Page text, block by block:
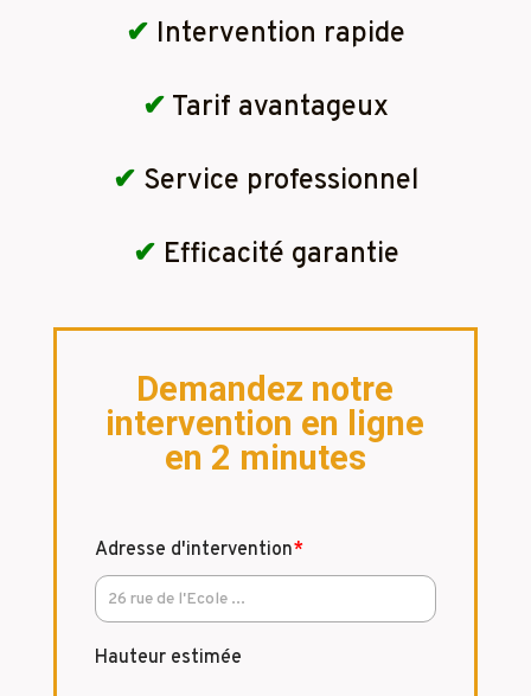
✔ Intervention rapide
✔ Tarif avantageux
✔ Service professionnel
✔ Efficacité garantie
Demandez notre
intervention en ligne
en 2 minutes
Adresse d'intervention*
Hauteur estimée